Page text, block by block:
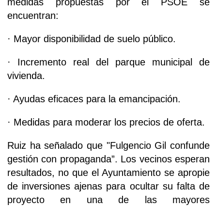
encuentran:
· Mayor disponibilidad de suelo público.
· Incremento real del parque municipal de
vivienda.
· Ayudas eficaces para la emancipación.
· Medidas para moderar los precios de oferta.
Ruiz ha señalado que "Fulgencio Gil confunde
gestión con propaganda”. Los vecinos esperan
resultados, no que el Ayuntamiento se apropie
de inversiones ajenas para ocultar su falta de
proyecto en una de las mayores